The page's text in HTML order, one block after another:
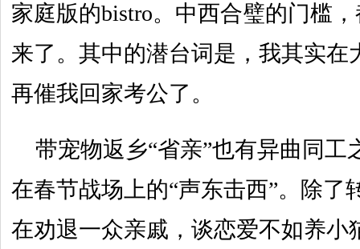
家庭版的bistro。中西合璧的门槛
来了。其中的潜台词是，我其实在
再催我回家考公了。
带宠物返乡“省亲”也有异曲同工
在春节战场上的“声东击西”。除了
在劝退一众亲戚，谈恋爱不如养